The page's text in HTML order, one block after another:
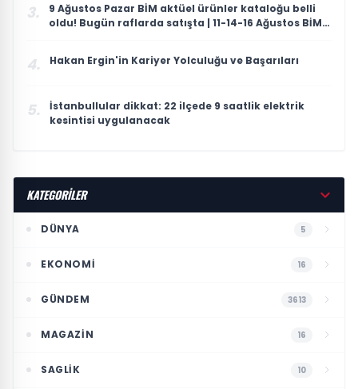
3.
9 Ağustos Pazar BİM aktüel ürünler kataloğu belli
oldu! Bugün raflarda satışta | 11-14-16 Ağustos BİM
4. Hakan Ergin'in Kariyer Yolculuğu ve Başarıları
5.
İstanbullular dikkat: 22 ilçede 9 saatlik elektrik
kesintisi uygulanacak
KATEGORİLER
DÜNYA 5
EKONOMI 16
GÜNDEM 3613
MAGAZIN 16
SAGLIK 10